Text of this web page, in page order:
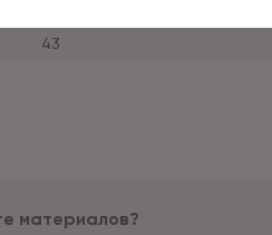
43
материалов?